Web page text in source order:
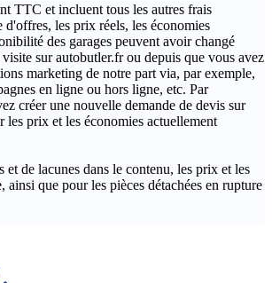
TTC et incluent tous les autres frais
d'offres, les prix réels, les économies
des garages peuvent avoir changé
sur autobutler.fr ou depuis que vous avez
marketing de notre part via, par exemple,
en ligne ou hors ligne, etc. Par
créer une nouvelle demande de devis sur
prix et les économies actuellement
et de lacunes dans le contenu, les prix et les
ainsi que pour les pièces détachées en rupture